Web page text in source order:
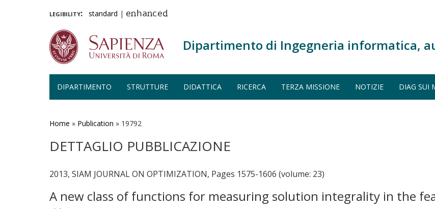
legibility: standard | enhanced
Dipartimento di Ingegneria informatica,
DIPARTIMENTO STRUTTURE DIDATTICA RICERCA TERZA MISSIONE NOTIZIE DIAG SUI
Home » Publication » 19792
DETTAGLIO PUBBLICAZIONE
2013, SIAM JOURNAL ON OPTIMIZATION, Pages 1575-1606 (volume: 23)
A new class of functions for measuring solution integrality in the